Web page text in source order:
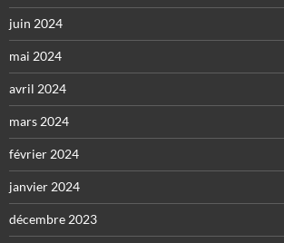
juin 2024
mai 2024
avril 2024
mars 2024
février 2024
janvier 2024
décembre 2023